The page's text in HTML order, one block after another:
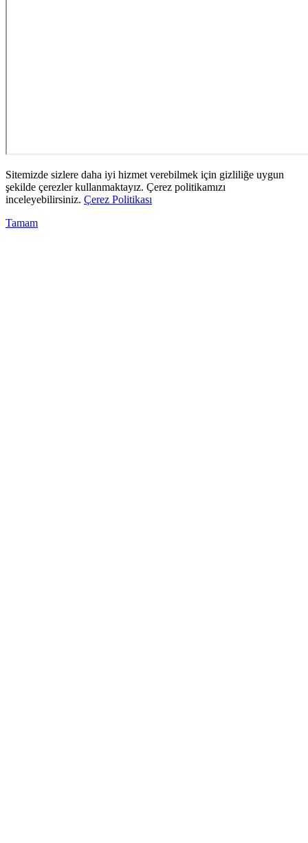
Sitemizde sizlere daha iyi hizmet verebilmek için gizliliğe uygun
şekilde çerezler kullanmaktayız. Çerez politikamızı
inceleyebilirsiniz. Çerez Politikası
Tamam